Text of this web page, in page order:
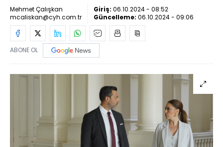
Mehmet Çalışkan
mcaliskan@cyh.com.tr
Giriş: 06.10.2024 - 08:52
Güncelleme: 06.10.2024 - 09:06
ABONE OL